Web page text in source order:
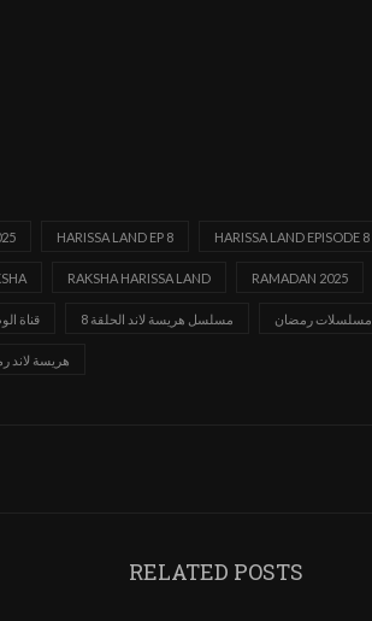
HARISSA LAND EP 8 HARISSA LAND EPISODE 8
RAKSHA HARISSA LAND RAMADAN 2025
قناة مسلسل هريسة لاند الحلقة 8 مسلسلات رمضان
هريسة لاند
RELATED POSTS